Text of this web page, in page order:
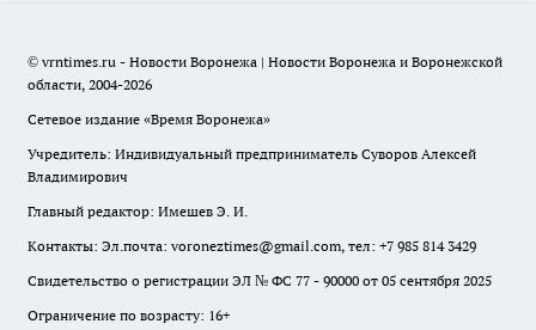
© vrntimes.ru - Новости Воронежа | Новости Воронежа и Воронежской
области, 2004-2026
Сетевое издание «Время Воронежа»
Учредитель: Индивидуальный предприниматель Суворов Алексей
Владимирович
Главный редактор: Имешев Э. И.
Контакты: Эл.почта: voroneztimes@gmail.com, тел: +7 985 814 3429
Свидетельство о регистрации ЭЛ № ФС 77 - 90000 от 05 сентября 2025
Ограничение по возрасту: 16+